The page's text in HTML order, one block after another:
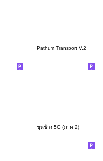
Pathum Transport V.2
ขุนช้าง 5G (ภาค 2)